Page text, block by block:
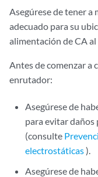
Asegúrese de tener a
adecuado para su
alimentación de CA
Antes de comenzar a
enrutador:
Asegúrese de
para evitar daños
(consulte
electrostáticas).
Asegúrese de